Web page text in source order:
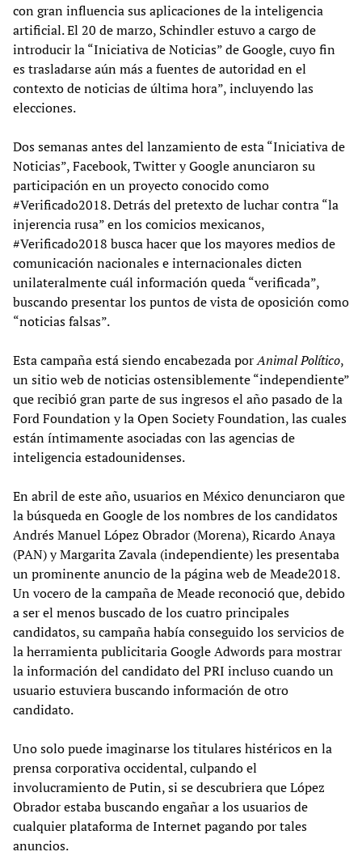
con gran influencia sus aplicaciones de la inteligencia
artificial. El 20 de marzo, Schindler estuvo a cargo de
introducir la “Iniciativa de Noticias” de Google, cuyo fin
es trasladarse aún más a fuentes de autoridad en el
contexto de noticias de última hora”, incluyendo las
elecciones.
Dos semanas antes del lanzamiento de esta “Iniciativa de
Noticias”, Facebook, Twitter y Google anunciaron su
participación en un proyecto conocido como
#Verificado2018. Detrás del pretexto de luchar contra “la
injerencia rusa” en los comicios mexicanos,
#Verificado2018 busca hacer que los mayores medios de
comunicación nacionales e internacionales dicten
unilateralmente cuál información queda “verificada”,
buscando presentar los puntos de vista de oposición como
“noticias falsas”.
Esta campaña está siendo encabezada porAnimal Político,
un sitio web de noticias ostensiblemente “independiente”
que recibió gran parte de sus ingresos el año pasado de la
Ford Foundation y la Open Society Foundation, las cuales
están íntimamente asociadas con las agencias de
inteligencia estadounidenses.
En abril de este año, usuarios en México denunciaron que
la búsqueda en Google de los nombres de los candidatos
Andrés Manuel López Obrador (Morena), Ricardo Anaya
(PAN) y Margarita Zavala (independiente) les presentaba
un prominente anuncio de la página web de Meade2018.
Un vocero de la campaña de Meade reconoció que, debido
a ser el menos buscado de los cuatro principales
candidatos, su campaña había conseguido los servicios de
la herramienta publicitaria Google Adwords para mostrar
la información del candidato del PRI incluso cuando un
usuario estuviera buscando información de otro
candidato.
Uno solo puede imaginarse los titulares histéricos en la
prensa corporativa occidental, culpando el
involucramiento de Putin, si se descubriera que López
Obrador estaba buscando engañar a los usuarios de
cualquier plataforma de Internet pagando por tales
anuncios.